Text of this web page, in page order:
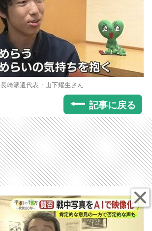
長崎派遣代表・山下耀生さん
記事に戻る